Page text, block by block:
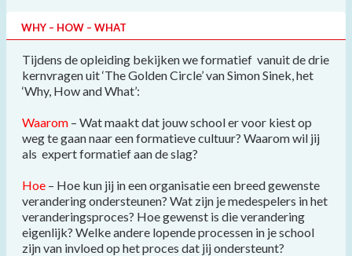
WHY – HOW – WHAT
Tijdens de opleiding bekijken we formatief vanuit de drie
kernvragen uit ‘The Golden Circle’ van Simon Sinek, het
‘Why, How and What’:
Waarom – Wat maakt dat jouw school er voor kiest op
weg te gaan naar een formatieve cultuur? Waarom wil jij
als expert formatief aan de slag?
Hoe – Hoe kun jij in een organisatie een breed gewenste
verandering ondersteunen? Wat zijn je medespelers in het
veranderingsproces? Hoe gewenst is die verandering
eigenlijk? Welke andere lopende processen in je school
zijn van invloed op het proces dat jij ondersteunt?